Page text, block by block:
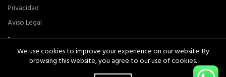
Privacidad
Aviso Legal
-
We use cookies to improve your experience on our website. By
browsing this website, you agree to our use of cookies.